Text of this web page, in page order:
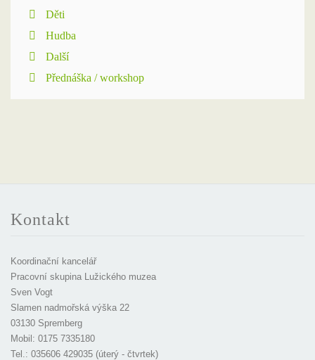
Děti
Hudba
Další
Přednáška / workshop
Kontakt
Koordinační kancelář
Pracovní skupina Lužického muzea
Sven Vogt
Slamen nadmořská výška 22
03130 Spremberg
Mobil: 0175 7335180
Tel.: 035606 429035 (úterý - čtvrtek)